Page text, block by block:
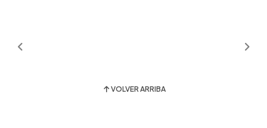
VOLVER ARRIBA